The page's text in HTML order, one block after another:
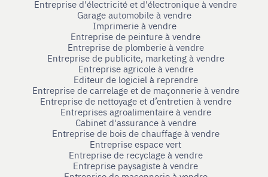
Entreprise d'électricité et d'électronique à vendre
Garage automobile à vendre
Imprimerie à vendre
Entreprise de peinture à vendre
Entreprise de plomberie à vendre
Entreprise de publicite, marketing à vendre
Entreprise agricole à vendre
Editeur de logiciel à reprendre
Entreprise de carrelage et de maçonnerie à vendre
Entreprise de nettoyage et d’entretien à vendre
Entreprises agroalimentaire à vendre
Cabinet d'assurance à vendre
Entreprise de bois de chauffage à vendre
Entreprise espace vert
Entreprise de recyclage à vendre
Entreprise paysagiste à vendre